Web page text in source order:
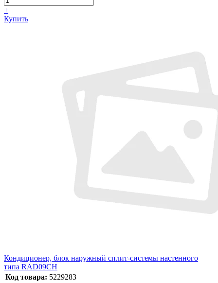
+
Купить
Кондиционер, блок наружный сплит-системы настенного
типа RAD09CH
Код товара: 5229283